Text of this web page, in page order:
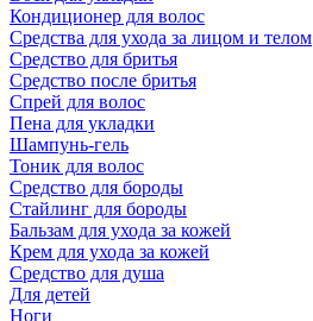
Кондиционер для волос
Средства для ухода за лицом и телом
Средство для бритья
Средство после бритья
Спрей для волос
Пена для укладки
Шампунь-гель
Тоник для волос
Средство для бороды
Стайлинг для бороды
Бальзам для ухода за кожей
Крем для ухода за кожей
Средство для душа
Для детей
Ноги